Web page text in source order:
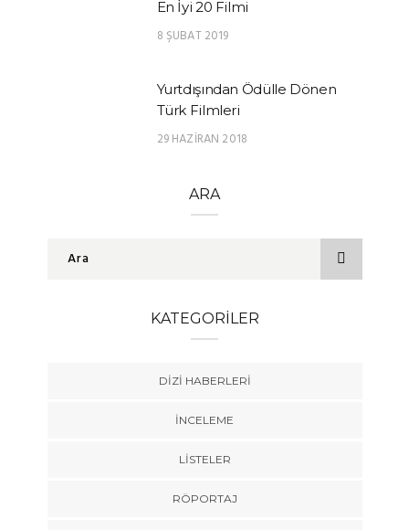
En İyi 20 Filmi
8 ŞUBAT 2019
Yurtdışından Ödülle Dönen
Türk Filmleri
29 HAZIRAN 2018
ARA
KATEGORILER
DIZI HABERLERI
İNCELEME
LISTELER
RÖPORTAJ